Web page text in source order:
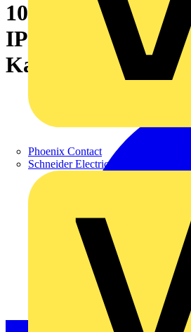
Phoenix Contact
Schneider Electric
10%, 0.48 A, 11.5
IP67,
Kabel,